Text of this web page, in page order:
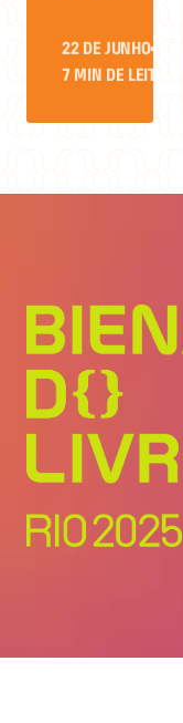
22 DE JUNHO•
7 MIN DE LEITURA